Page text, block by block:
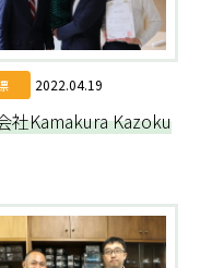
2022.04.19
社Kamakura Kazoku